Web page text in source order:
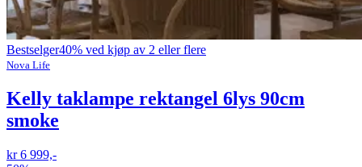
Bestselger40% ved kjøp av 2 eller flere
Nova Life
Kelly taklampe rektangel 6lys 90cm
smoke
kr 6 999,-